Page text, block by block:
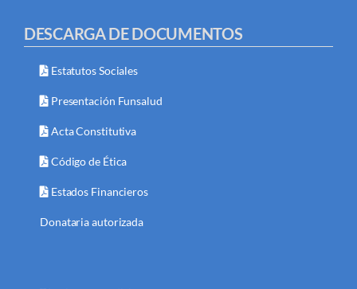
DESCARGA DE DOCUMENTOS
Estatutos Sociales
Presentación Funsalud
Acta Constitutiva
Código de Ética
Estados Financieros
Donataria autorizada